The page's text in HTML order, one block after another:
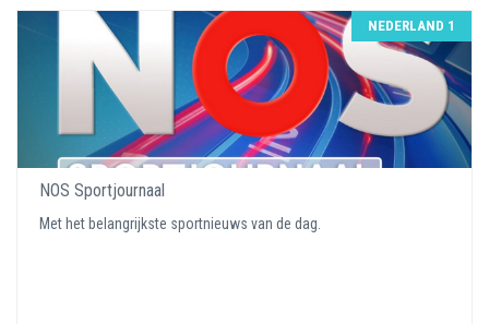
NEDERLAND 1
NOS Sportjournaal
Met het belangrijkste sportnieuws van de dag.